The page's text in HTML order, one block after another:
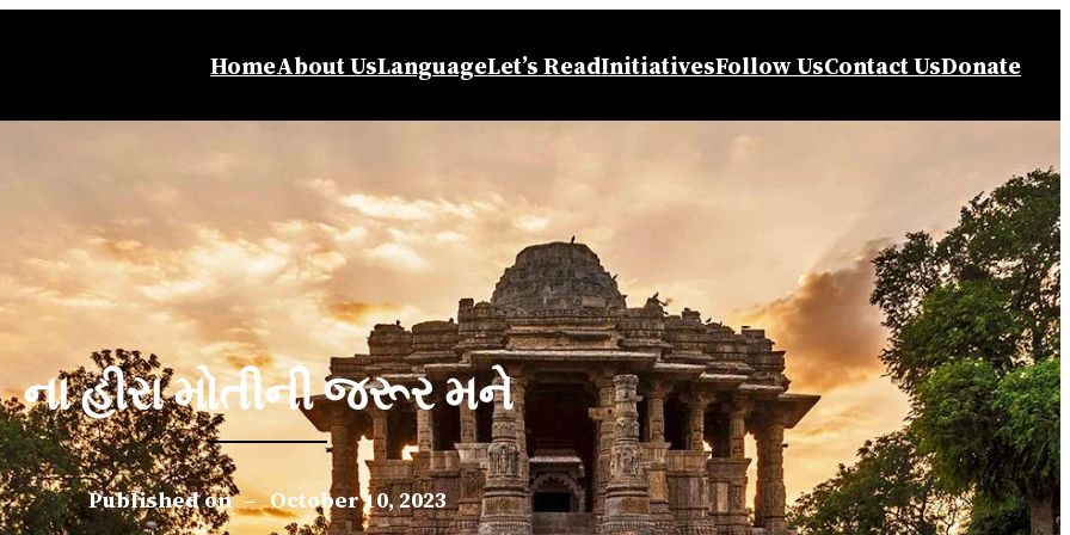
HomeAbout UsLanguageLet’s ReadInitiativesFollow UsContact UsDonate
ના હીરા મોતીની જરૂર મને
Published on – October 10, 2023